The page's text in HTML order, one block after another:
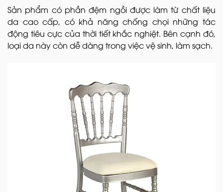
Sản phẩm có phần đệm ngồi được làm từ chất liệu
da cao cấp, có khả năng chống chọi những tác
động tiêu cực của thời tiết khắc nghiệt. Bên cạnh đó,
loại da này còn dễ dàng trong việc vệ sinh, làm sạch.